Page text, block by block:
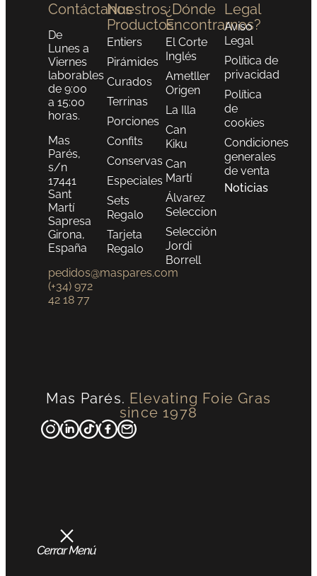
Contáctanos
De
Lunes a
Viernes
laborables
de 9:00
a 15:00
horas.
Mas
Parés,
s/n
17441
Sant
Martí
Sapresa
Girona,
España
pedidos@maspares.com
(+34) 972
42 18 77
Nuestros
Productos
Entiers
Pirámides
Curados
Terrinas
Porciones
Confits
Conservas
Especiales
Sets
Regalo
Tarjeta
Regalo
¿Dónde
Encontrarnos?
El Corte
Inglés
Ametller
Origen
La Illa
Can
Kiku
Can
Martí
Álvarez
Seleccion
Selección
Jordi
Borrell
Legal
Aviso
Legal
Política de
privacidad
Política
de
cookies
Condiciones
generales
de venta
Noticias
Mas Parés. Elevating Foie Gras
since 1978